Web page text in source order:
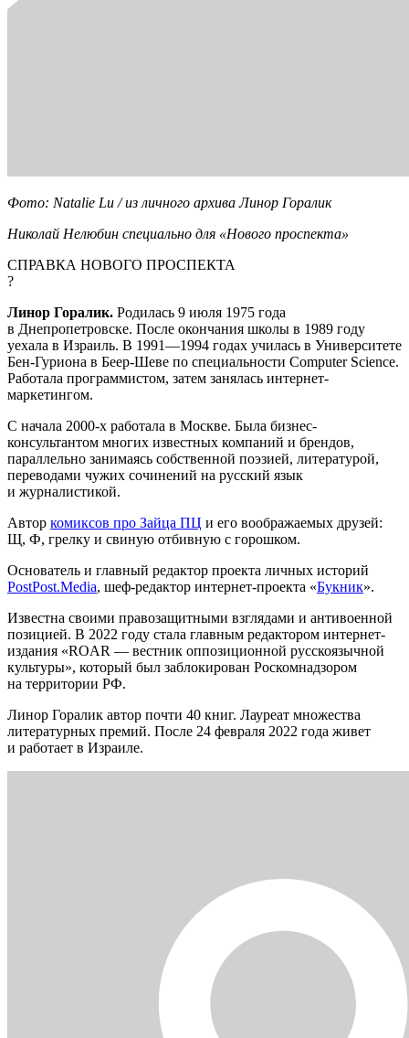
Фото: Natalie Lu / из личного архива Линор Горалик
Николай Нелюбин специально для «Нового проспекта»
СПРАВКА НОВОГО ПРОСПЕКТА
?
Линор Горалик. Родилась 9 июля 1975 года
в Днепропетровске. После окончания школы в 1989 году
уехала в Израиль. В 1991—1994 годах училась в Университете
Бен-Гуриона в Беер-Шеве по специальности Computer Science.
Работала программистом, затем занялась интернет-
маркетингом.
С начала 2000-х работала в Москве. Была бизнес-
консультантом многих известных компаний и брендов,
параллельно занимаясь собственной поэзией, литературой,
переводами чужих сочинений на русский язык
и журналистикой.
Автор комиксов про Зайца ПЦ и его воображаемых друзей:
Щ, Ф, грелку и свиную отбивную с горошком.
Основатель и главный редактор проекта личных историй
PostPost.Media, шеф-редактор интернет-проекта «Букник».
Известна своими правозащитными взглядами и антивоенной
позицией. В 2022 году стала главным редактором интернет-
издания «ROAR — вестник оппозиционной русскоязычной
культуры», который был заблокирован Роскомнадзором
на территории РФ.
Линор Горалик автор почти 40 книг. Лауреат множества
литературных премий. После 24 февраля 2022 года живет
и работает в Израиле.